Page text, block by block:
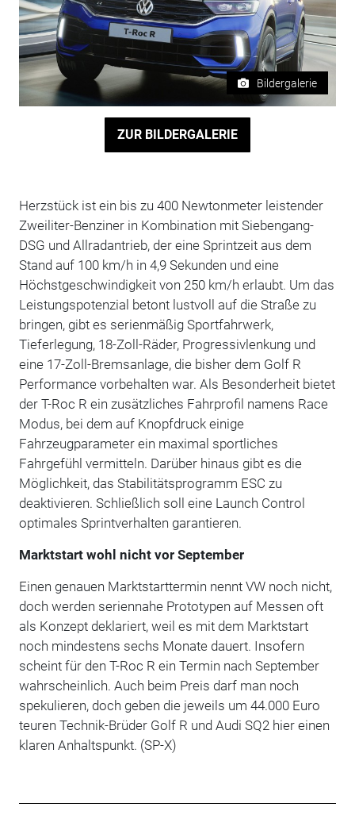
Bildergalerie
ZUR BILDERGALERIE
Herzstück ist ein bis zu 400 Newtonmeter leistender
Zweiliter-Benziner in Kombination mit Siebengang-
DSG und Allradantrieb, der eine Sprintzeit aus dem
Stand auf 100 km/h in 4,9 Sekunden und eine
Höchstgeschwindigkeit von 250 km/h erlaubt. Um das
Leistungspotenzial betont lustvoll auf die Straße zu
bringen, gibt es serienmäßig Sportfahrwerk,
Tieferlegung, 18-Zoll-Räder, Progressivlenkung und
eine 17-Zoll-Bremsanlage, die bisher dem Golf R
Performance vorbehalten war. Als Besonderheit bietet
der T-Roc R ein zusätzliches Fahrprofil namens Race
Modus, bei dem auf Knopfdruck einige
Fahrzeugparameter ein maximal sportliches
Fahrgefühl vermitteln. Darüber hinaus gibt es die
Möglichkeit, das Stabilitätsprogramm ESC zu
deaktivieren. Schließlich soll eine Launch Control
optimales Sprintverhalten garantieren.
Marktstart wohl nicht vor September
Einen genauen Marktstarttermin nennt VW noch nicht,
doch werden seriennahe Prototypen auf Messen oft
als Konzept deklariert, weil es mit dem Marktstart
noch mindestens sechs Monate dauert. Insofern
scheint für den T-Roc R ein Termin nach September
wahrscheinlich. Auch beim Preis darf man noch
spekulieren, doch geben die jeweils um 44.000 Euro
teuren Technik-Brüder Golf R und Audi SQ2 hier einen
klaren Anhaltspunkt. (SP-X)